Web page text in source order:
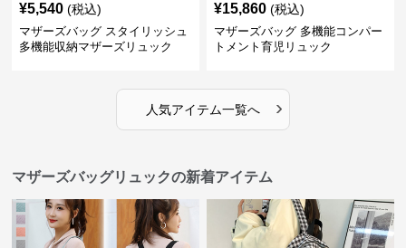
¥5,540 (税込)
マザーズバッグ スタイリッシュ
多機能収納マザーズリュック
¥15,860 (税込)
マザーズバッグ 多機能コンパー
トメント育児リュック
人気アイテム一覧へ ›
マザーズバッグリュックの新着アイテム